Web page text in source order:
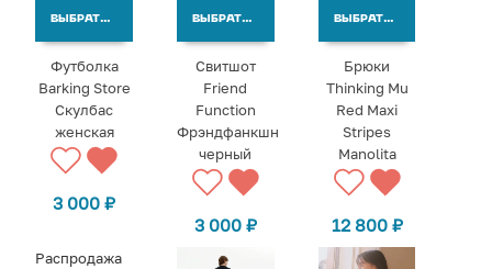
ВЫБРАТЬ ВАРИАНТЫ
Футболка
Barking Store
Скулбас
женская
3 000₽
ВЫБРАТЬ ВАРИАНТЫ
Свитшот
Friend
Function
Фрэндфанкшн
черный
3 000 ₽
ВЫБРАТЬ ВАРИАНТЫ
Брюки
Thinking Mu
Red Maxi
Stripes
Manolita
12 800 ₽
Распродажа